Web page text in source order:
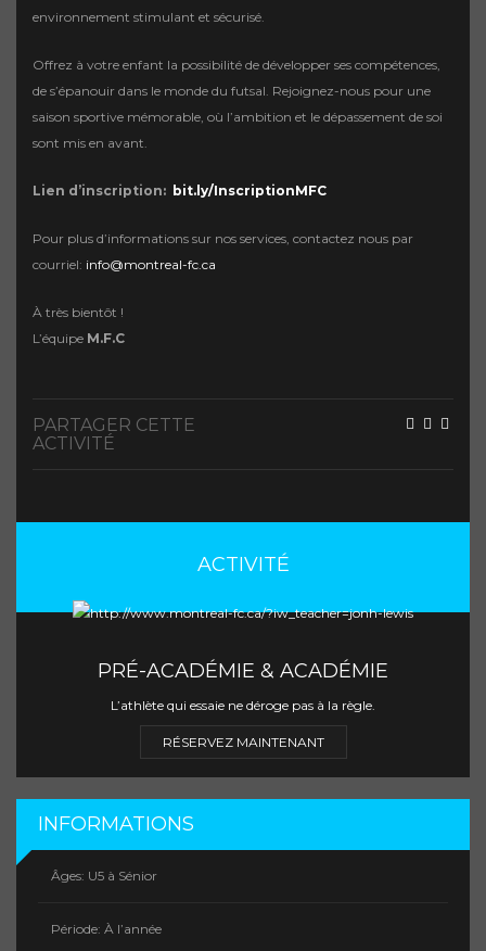
environnement stimulant et sécurisé.
Offrez à votre enfant la possibilité de développer ses compétences,
de s’épanouir dans le monde du futsal. Rejoignez-nous pour une
saison sportive mémorable, où l’ambition et le dépassement de soi
sont mis en avant.
Lien d’inscription: bit.ly/InscriptionMFC
Pour plus d’informations sur nos services, contactez nous par
courriel: info@montreal-fc.ca
À très bientôt !
L’équipe M.F.C
PARTAGER CETTE
ACTIVITÉ
ACTIVITÉ
PRÉ-ACADÉMIE & ACADÉMIE
L’athlète qui essaie ne déroge pas à la règle.
RÉSERVEZ MAINTENANT
INFORMATIONS
Âges: U5 à Sénior
Période: À l’année